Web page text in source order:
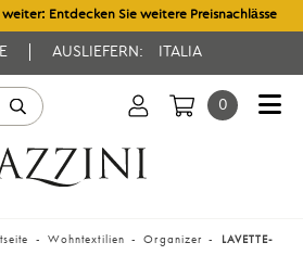
weiter: Entdecken Sie weitere Preisnachlässe
AUSLIEFERN: ITALIA
0
Wohntextilien Organizer
LAVETTE-